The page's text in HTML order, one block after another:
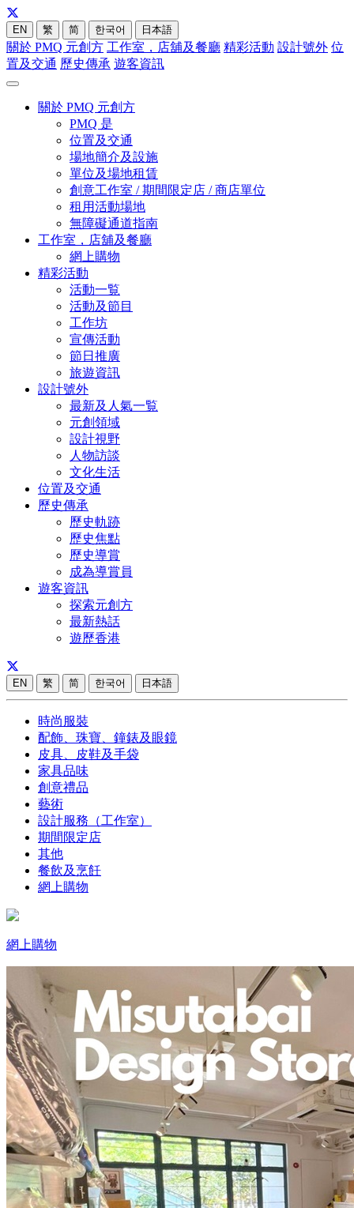
EN 繁 简 한국어 日本語
關於 PMQ 元創方 工作室，店舖及餐廳 精彩活動 設計號外 位
置及交通 歷史傳承 遊客資訊
關於 PMQ 元創方
PMQ 是
位置及交通
場地簡介及設施
單位及場地租賃
創意工作室 / 期間限定店 / 商店單位
租用活動場地
無障礙通道指南
工作室，店舖及餐廳
網上購物
精彩活動
活動一覧
活動及節目
工作坊
宣傳活動
節日推廣
旅遊資訊
設計號外
最新及人氣一覧
元創領域
設計視野
人物訪談
文化生活
位置及交通
歷史傳承
歷史軌跡
歷史焦點
歷史導賞
成為導賞員
遊客資訊
探索元創方
最新熱話
遊歷香港
EN 繁 简 한국어 日本語
時尚服裝
配飾、珠寶、鐘錶及眼鏡
皮具、皮鞋及手袋
家具品味
創意禮品
藝術
設計服務（工作室）
期間限定店
其他
餐飲及烹飪
網上購物
網上購物